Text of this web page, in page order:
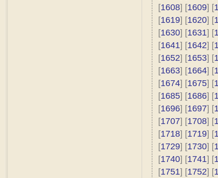
[1608] [1609] [
[1619] [1620] [
[1630] [1631] [
[1641] [1642] [
[1652] [1653] [
[1663] [1664] [
[1674] [1675] [
[1685] [1686] [
[1696] [1697] [
[1707] [1708] [
[1718] [1719] [
[1729] [1730] [
[1740] [1741] [
[1751] [1752] [